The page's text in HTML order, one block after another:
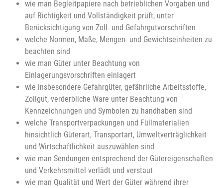
wie man Begleitpapiere nach betrieblichen Vorgaben und
auf Richtigkeit und Vollständigkeit prüft, unter
Berücksichtigung von Zoll- und Gefahrgutvorschriften
welche Normen, Maße, Mengen- und Gewichtseinheiten zu
beachten sind
wie man Güter unter Beachtung von
Einlagerungsvorschriften einlagert
wie insbesondere Gefahrgüter, gefährliche Arbeitsstoffe,
Zollgut, verderbliche Ware unter Beachtung von
Kennzeichnungen und Symbolen zu handhaben sind
welche Transportverpackungen und Füllmaterialien
hinsichtlich Güterart, Transportart, Umweltverträglichkeit
und Wirtschaftlichkeit auszuwählen sind
wie man Sendungen entsprechend der Gütereigenschaften
und Verkehrsmittel verlädt und verstaut
wie man Qualität und Wert der Güter während ihrer